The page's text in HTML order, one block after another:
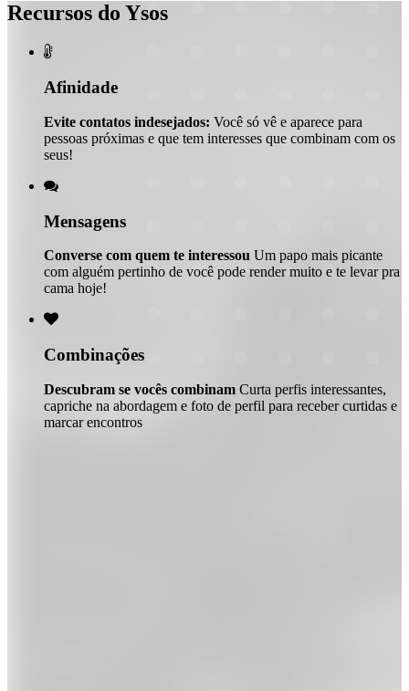
Recursos do Ysos

Afinidade
Evite contatos indesejados: Você só vê e aparece para
pessoas próximas e que tem interesses que combinam com os
seus!

Mensagens
Converse com quem te interessou Um papo mais picante
com alguém pertinho de você pode render muito e te levar pra
cama hoje!

Combinações
Descubram se vocês combinam Curta perfis interessantes,
capriche na abordagem e foto de perfil para receber curtidas e
marcar encontros